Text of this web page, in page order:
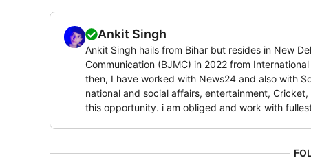
Ankit Singh
Ankit Singh hails from Bihar but resides in New
Communication (BJMC) in 2022 from
then, I have worked with News24 and also with
national and social affairs, entertainment,
this opportunity. i am obliged and work with